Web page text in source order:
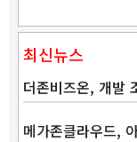
최신뉴스
더존비즈온, 개발
메가존클라우드,